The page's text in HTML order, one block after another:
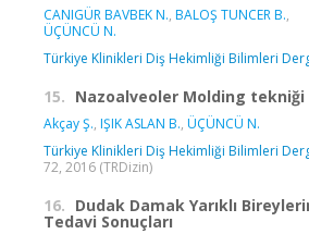
CANIGÜR BAVBEK N., BALOŞ TUNCER B.,
ÜÇÜNCÜ N.
Türkiye Klinikleri Diş Hekimliği Bilimleri
15. Nazoalveoler Molding tekniği
Akçay Ş., IŞIK ASLAN B., ÜÇÜNCÜ N.
Türkiye Klinikleri Diş Hekimliği Bilimleri
72, 2016 (TRDizin)
16. Dudak Damak Yarıklı
Tedavi Sonuçları